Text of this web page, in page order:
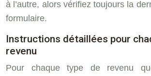
à l’autre, alors vérifiez toujours la
formulaire.
Instructions détaillées pour
revenu
Pour chaque type de revenu